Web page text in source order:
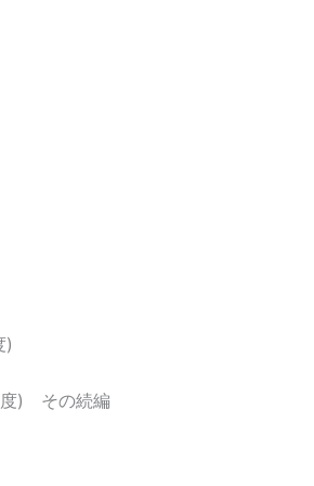
)
度) その続編